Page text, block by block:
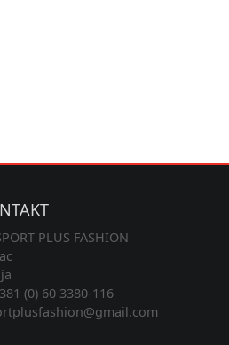
PLUS FASHION
(0) 60 3380-116